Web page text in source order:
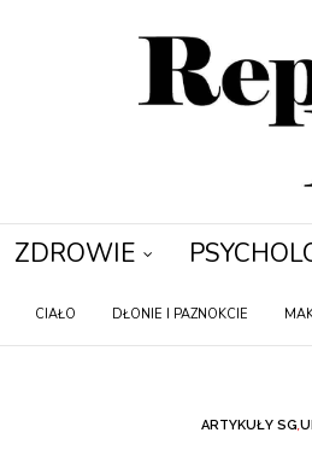
ZDROWIE
CIAŁO DŁONIE I PAZNOKCIE
ARTYKUŁY SG,